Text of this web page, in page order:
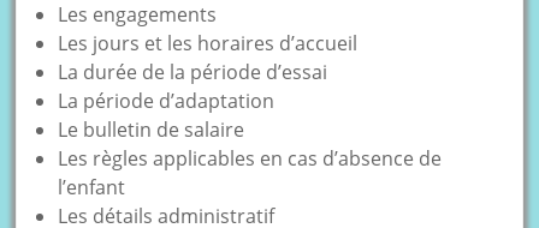
Les engagements
Les jours et les horaires d’accueil
La durée de la période d’essai
La période d’adaptation
Le bulletin de salaire
Les règles applicables en cas d’absence de
l’enfant
Les détails administratif